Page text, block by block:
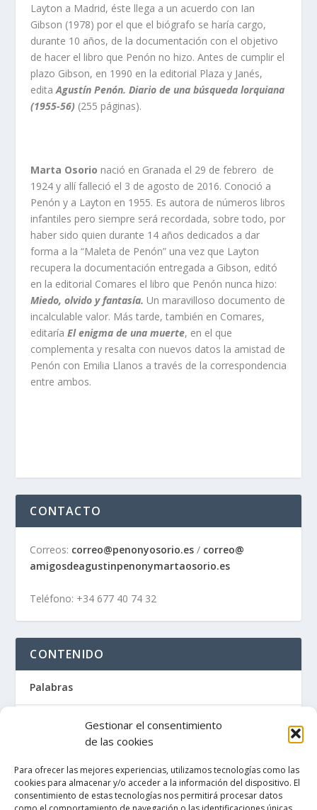
Gestionar el consentimiento
de las cookies
Para ofrecer las mejores experiencias, utilizamos tecnologías como las
cookies para almacenar y/o acceder a la información del dispositivo. El
consentimiento de estas tecnologías nos permitirá procesar datos
Layton a Madrid, éste llega a un acuerdo con Ian
Gibson (1978) por el que el biógrafo se haría cargo,
durante 10 años, de la documentación con el objetivo
de hacer el libro que Penón no hizo. Antes de cumplir el
plazo Gibson, en 1990 en la editorial Plaza y Janés,
edita Agustín Penón. Diario de una búsqueda lorquiana
(1955-56)(255 páginas).
Marta Osorio nació en Granada el 29 de febrero de
1924 y allí falleció el 3 de agosto de 2016. Conoció a
Penón y a Layton en 1955. Es autora de números libros
infantiles pero siempre será recordada, sobre todo, por
haber sido quien durante 14 años dedicados a dar
forma a la “Maleta de Penón” una vez que Layton
recupera la documentación entregada a Gibson, editó
en la editorial Comares el libro que Penón nunca hizo:
Miedo, olvido y fantasía. Un maravilloso documento de
incalculable valor. Más tarde, también en Comares,
editaría El enigma de una muerte, en el que
complementa y resalta con nuevos datos la amistad de
Penón con Emilia Llanos a través de la correspondencia
entre ambos.
CONTACTO
Correos: correo@penonyosorio.es / correo@
amigosdeagustinpenonymartaosorio.es
Teléfono: +34 677 40 74 32
CONTENIDO
Palabras
Artículos / Recortes de prensa
La Maleta de Penón